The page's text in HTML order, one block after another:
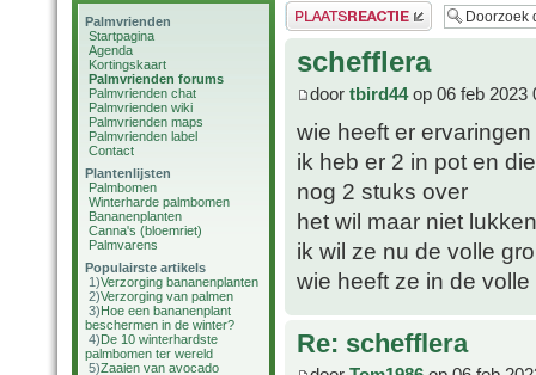
Palmvrienden
Startpagina
Agenda
Kortingskaart
Palmvrienden forums
Palmvrienden chat
Palmvrienden wiki
Palmvrienden maps
Palmvrienden label
Contact
Plantenlijsten
Palmbomen
Winterharde palmbomen
Bananenplanten
Canna's (bloemriet)
Palmvarens
Populairste artikels
1)Verzorging bananenplanten
2)Verzorging van palmen
3)Hoe een bananenplant
beschermen in de winter?
4)De 10 winterhardste
palmbomen ter wereld
5)Zaaien van avocado
Plaats een reactie
schefflera
door tbird44op 06 feb 2023
wie heeft er
ik heb er 2 in pot en
nog 2 stuks over
het wil maar niet
ik wil ze nu de volle
wie heeft ze in de
Re: schefflera